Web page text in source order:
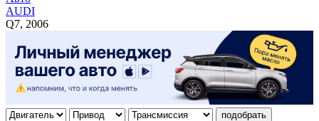
AUDI
Q7, 2006
подобрать